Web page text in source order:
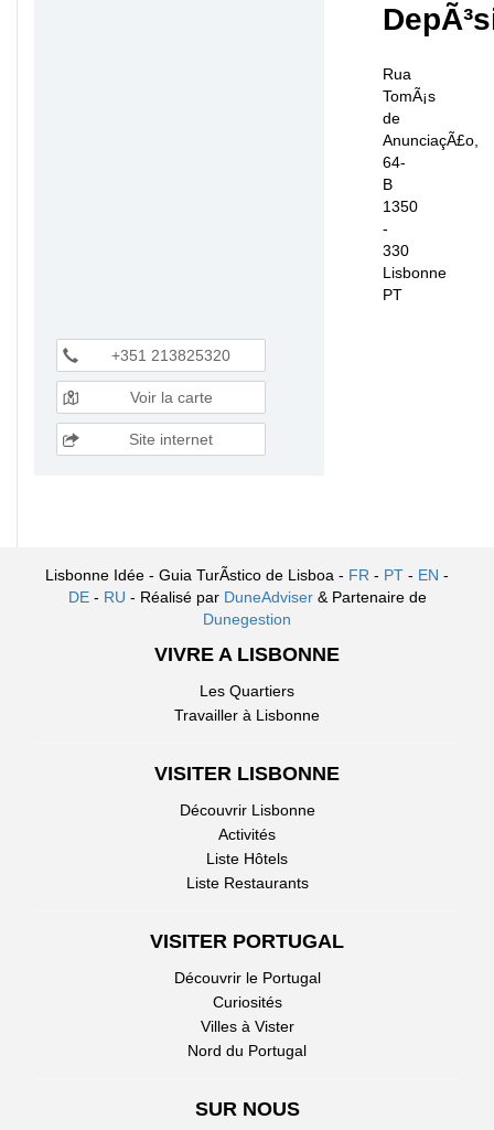
Rua
TomÃ¡s
de
AnunciaçÃ£o,
64-
B
1350
-
330
Lisbonne
PT
+351 213825320
Voir la carte
Site internet
Lisbonne Idée - Guia TurÃ­stico de Lisboa - FR - PT - EN -
DE- RU - Réalisé par DuneAdviser & Partenaire de
Dunegestion
VIVRE A LISBONNE
Les Quartiers
Travailler à Lisbonne
VISITER LISBONNE
Découvrir Lisbonne
Activités
Liste Hôtels
Liste Restaurants
VISITER PORTUGAL
Découvrir le Portugal
Curiosités
Villes à Vister
Nord du Portugal
SUR NOUS